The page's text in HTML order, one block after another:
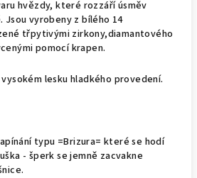
hvězdy, které rozzáří úsměv
Jsou vyrobeny z bílého 14
třpytivými zirkony,diamantového
pomocí krapen.
lesku hladkého provedení.
typu =Brizura= které se hodí
- šperk se jemně zacvakne